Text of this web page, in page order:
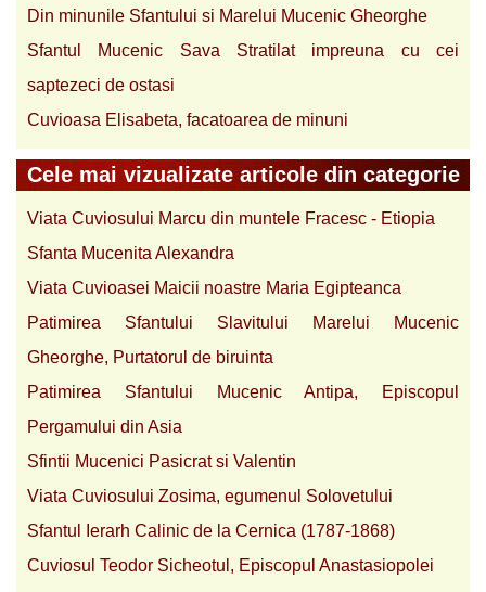
Din minunile Sfantului si Marelui Mucenic Gheorghe
Sfantul Mucenic Sava Stratilat impreuna cu cei
saptezeci de ostasi
Cuvioasa Elisabeta, facatoarea de minuni
Cele mai vizualizate articole din categorie
Viata Cuviosului Marcu din muntele Fracesc - Etiopia
Sfanta Mucenita Alexandra
Viata Cuvioasei Maicii noastre Maria Egipteanca
Patimirea Sfantului Slavitului Marelui Mucenic
Gheorghe, Purtatorul de biruinta
Patimirea Sfantului Mucenic Antipa, Episcopul
Pergamului din Asia
Sfintii Mucenici Pasicrat si Valentin
Viata Cuviosului Zosima, egumenul Solovetului
Sfantul Ierarh Calinic de la Cernica (1787-1868)
Cuviosul Teodor Sicheotul, Episcopul Anastasiopolei